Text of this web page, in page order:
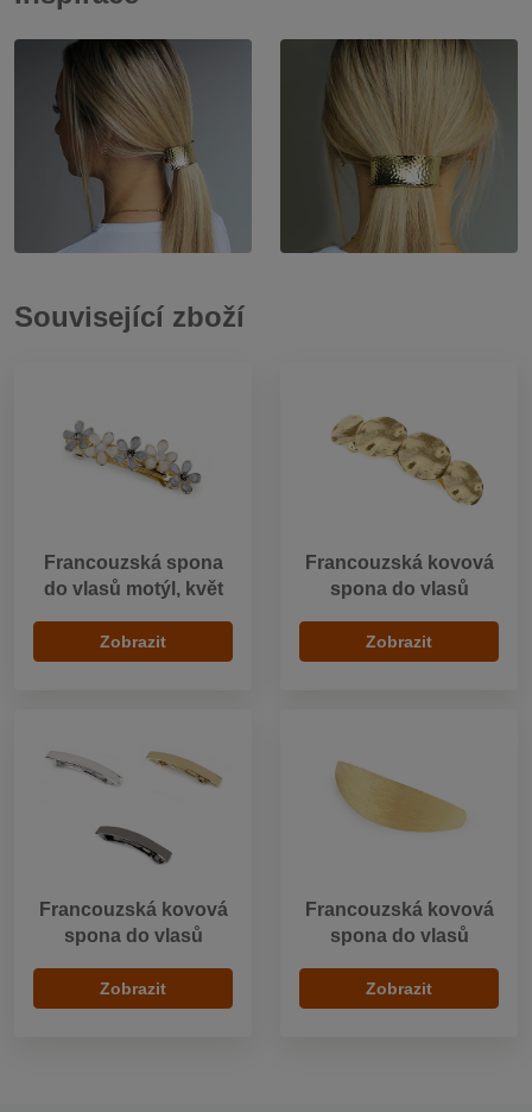
Související zboží
Francouzská spona
do vlasů motýl, květ
Zobrazit
Francouzská kovová
spona do vlasů
Zobrazit
Francouzská kovová
spona do vlasů
Zobrazit
Francouzská kovová
spona do vlasů
Zobrazit